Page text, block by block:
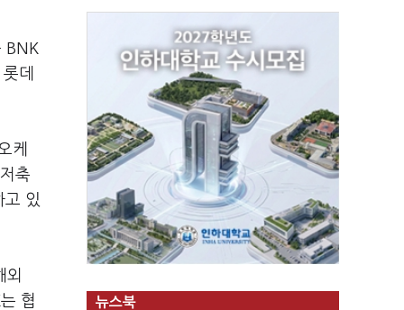
BNK
데
케
축
있
외
협
뉴스북